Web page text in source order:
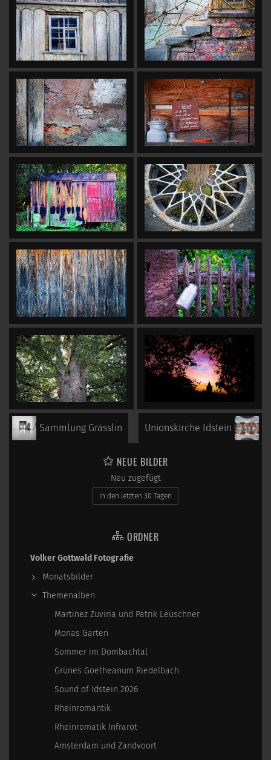
Sammlung Grässlin Unionskirche Idstein
NEUE BILDER
Neu zugefügt
In den letzten 30 Tagen
ORDNER
Volker Gottwald Fotografie
Monatsbilder
Themenalben
Martinez Zuviria und Patrik Leuschner
Monas Garten
Sommer im Dombachtal
Grünes Goetheanum Riedelbach
Sound of Idstein 2026
Rheinromantik
Rheinromatik Infrarot
Amsterdam und Zandvoort